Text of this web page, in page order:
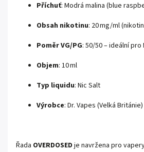
Příchuť: Modrá malina (blue
Obsah nikotinu: 20 mg/ml
Poměr VG/PG: 50/50 – ideální pro
Objem: 10 ml
Typ liquidu: Nic Salt
Výrobce: Dr. Vapes (Velká Británie)
Řada OVERDOSED je navržena pro